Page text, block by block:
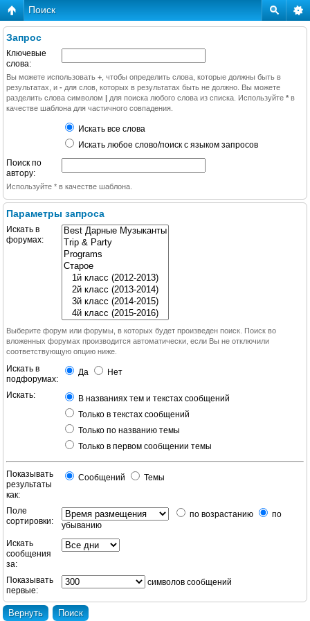
Поиск
Запрос
Ключевые
слова:
Вы можете использовать + , чтобы определить слова, которые должны быть в
результатах, и - для слов, которых в результатах быть не должно. Вы можете
разделить слова символом | для поиска любого слова из списка. Используйте * в
качестве шаблона для частичного совпадения.
Искать все слова
Искать любое слово/поиск с языком запросов
Поиск по
автору:
Используйте * в качестве шаблона.
Параметры запроса
Искать в
форумах:
Выберите форум или форумы, в которых будет произведен поиск. Поиск во
вложенных форумах производится автоматически, если Вы не отключили
соответствующую опцию ниже.
Искать в
подфорумах:
Да Нет
Искать:
В названиях тем и текстах сообщений
Только в текстах сообщений
Только по названию темы
Только в первом сообщении темы
Показывать
результаты
как:
Сообщений Темы
Поле
сортировки:
по возрастанию
по
убыванию
Искать
сообщения
за:
Показывать
первые:
символов сообщений